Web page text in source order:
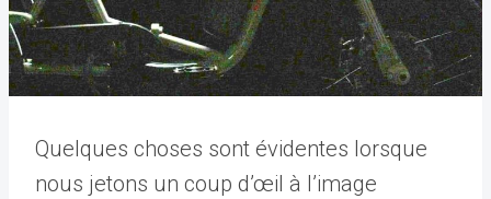
Quelques choses sont évidentes lorsque
nous jetons un coup d’œil à l’image